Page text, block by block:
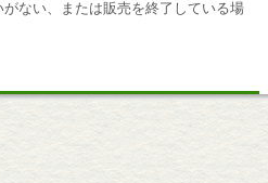
ない、または販売を終了している場